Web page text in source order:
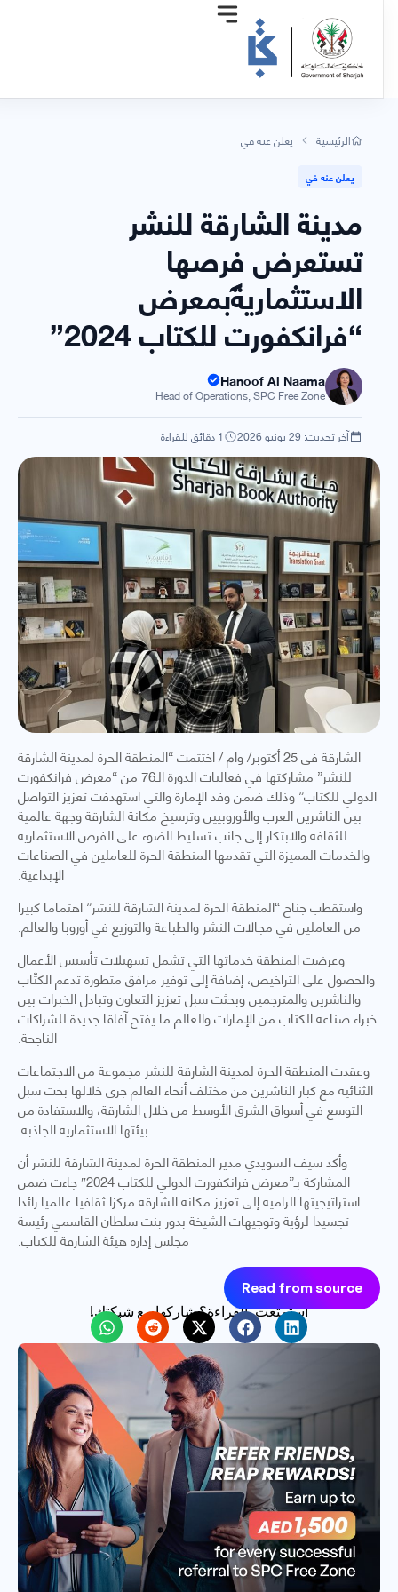
الرئيسية يعلن عنه في
يعلن عنه في
مدينة الشارقة للنشر
تستعرض فرصها
الاستثمارية بمعرض
“فرانكفورت للكتاب 2024”
Hanoof Al Naama
Head of Operations, SPC Free Zone
1 دقائق للقراءة آخر تحديث: 29 يونيو 2026
الشارقة في 25 أكتوبر/ وام / اختتمت “المنطقة الحرة لمدينة الشارقة
للنشر” مشاركتها في فعاليات الدورة الـ76 من “معرض فرانكفورت
الدولي للكتاب” وذلك ضمن وفد الإمارة والتي استهدفت تعزيز التواصل
بين الناشرين العرب والأوروبيين وترسيخ مكانة الشارقة وجهة عالمية
للثقافة والابتكار إلى جانب تسليط الضوء على الفرص الاستثمارية
والخدمات المميزة التي تقدمها المنطقة الحرة للعاملين في الصناعات
الإبداعية.
واستقطب جناح “المنطقة الحرة لمدينة الشارقة للنشر” اهتماما كبيرا
من العاملين في مجالات النشر والطباعة والتوزيع في أوروبا والعالم.
وعرضت المنطقة خدماتها التي تشمل تسهيلات تأسيس الأعمال
والحصول على التراخيص، إضافة إلى توفير مرافق متطورة تدعم الكتّاب
والناشرين والمترجمين وبحثت سبل تعزيز التعاون وتبادل الخبرات بين
خبراء صناعة الكتاب من الإمارات والعالم ما يفتح آفاقا جديدة للشراكات
الناجحة.
وعقدت المنطقة الحرة لمدينة الشارقة للنشر مجموعة من الاجتماعات
الثنائية مع كبار الناشرين من مختلف أنحاء العالم جرى خلالها بحث سبل
التوسع في أسواق الشرق الأوسط من خلال الشارقة، والاستفادة من
بيئتها الاستثمارية الجاذبة.
وأكد سيف السويدي مدير المنطقة الحرة لمدينة الشارقة للنشر أن
المشاركة بـ”معرض فرانكفورت الدولي للكتاب 2024″ جاءت ضمن
استراتيجيتها الرامية إلى تعزيز مكانة الشارقة مركزا ثقافيا عالميا رائدا
تجسيدا لرؤية وتوجيهات الشيخة بدور بنت سلطان القاسمي رئيسة
مجلس إدارة هيئة الشارقة للكتاب.
Read from source
استمتعت بالقراءة؟ شاركها مع شبكتك!